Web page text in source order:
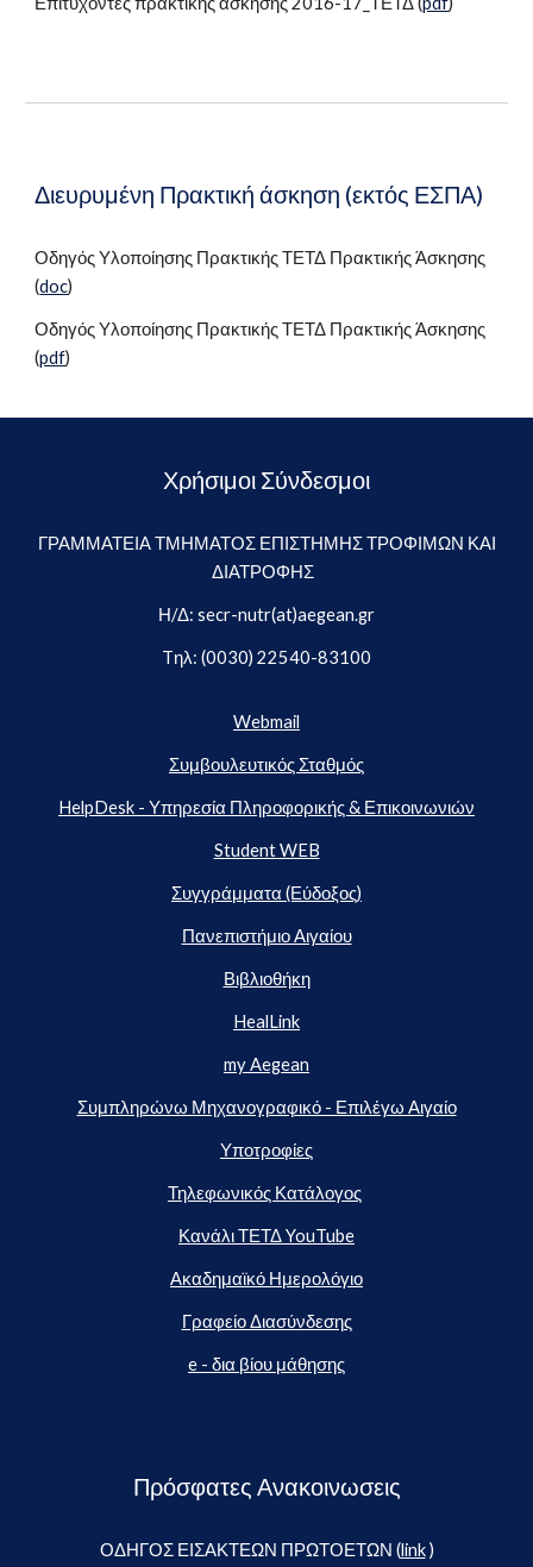
Διευρυμένη Πρακτική άσκηση (εκτός ΕΣΠΑ)
Οδηγός Υλοποίησης Πρακτικής ΤΕΤΔ Πρακτικής Άσκησης
(doc)
Οδηγός Υλοποίησης Πρακτικής ΤΕΤΔ Πρακτικής Άσκησης
(pdf)
Χρήσιμοι Σύνδεσμοι
ΓΡΑΜΜΑΤΕΙΑ ΤΜΗΜΑΤΟΣ ΕΠΙΣΤΗΜΗΣ ΤΡΟΦΙΜΩΝ ΚΑΙ
ΔΙΑΤΡΟΦΗΣ
Η/Δ: secr-nutr(at)aegean.gr
Tηλ: (0030) 22540-83100
Webmail
Συμβουλευτικός Σταθμός
HelpDesk - Υπηρεσία Πληροφορικής & Επικοινωνιών
Student WEB
Συγγράμματα (Εύδοξος)
Πανεπιστήμιο Αιγαίου
Βιβλιοθήκη
HealLink
my Aegean
Συμπληρώνω Μηχανογραφικό - Επιλέγω Αιγαίο
Υποτροφίες
Τηλεφωνικός Κατάλογος
Κανάλι ΤΕΤΔ YouTube
Ακαδημαϊκό Ημερολόγιο
Γραφείο Διασύνδεσης
e - δια βίου μάθησης
Πρόσφατες Ανακοινωσεις
ΟΔΗΓΟΣ ΕΙΣΑΚΤΕΩΝ ΠΡΩΤΟΕΤΩΝ (link )